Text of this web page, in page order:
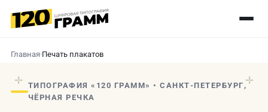
Главная·Печать плакатов
✛ ✛
ТИПОГРАФИЯ «120 ГРАММ» • САНКТ-ПЕТЕРБУРГ,
ЧЁРНАЯ РЕЧКА